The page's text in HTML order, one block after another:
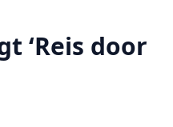
‘Reis door